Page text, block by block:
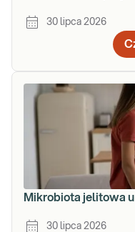
30 lipca 2026
Mikrobiota jelitowa
30 lipca 2026